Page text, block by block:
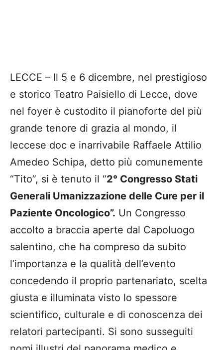
LECCE – Il 5 e 6 dicembre, nel prestigioso
e storico Teatro Paisiello di Lecce, dove
nel foyer è custodito il pianoforte del più
grande tenore di grazia al mondo, il
leccese doc e inarrivabile Raffaele Attilio
Amedeo Schipa, detto più comunemente
“Tito”, si è tenuto il “2° Congresso Stati
Generali Umanizzazione delle Cure per il
Paziente Oncologico”. Un Congresso
accolto a braccia aperte dal Capoluogo
salentino, che ha compreso da subito
l’importanza e la qualità dell’evento
concedendo il proprio partenariato, scelta
giusta e illuminata visto lo spessore
scientifico, culturale e di conoscenza dei
relatori partecipanti. Si sono susseguiti